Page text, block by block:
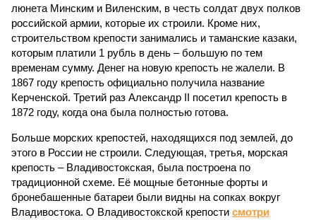
люнета Минским и Виленским, в честь солдат двух полков
российской армии, которые их строили. Кроме них,
строительством крепости занимались и таманские казаки,
которым платили 1 рубль в день – большую по тем
временам сумму. Денег на новую крепость не жалели. В
1867 году крепость официально получила название
Керченской. Третий раз Александр II посетил крепость в
1872 году, когда она была полностью готова.
Больше морских крепостей, находящихся под землей, до
этого в России не строили. Следующая, третья, морская
крепость – Владивостокская, была построена по
традиционной схеме. Её мощные бетонные форты и
бронебашенные батареи были видны на сопках вокруг
Владивостока. О Владивостокской крепости смотри